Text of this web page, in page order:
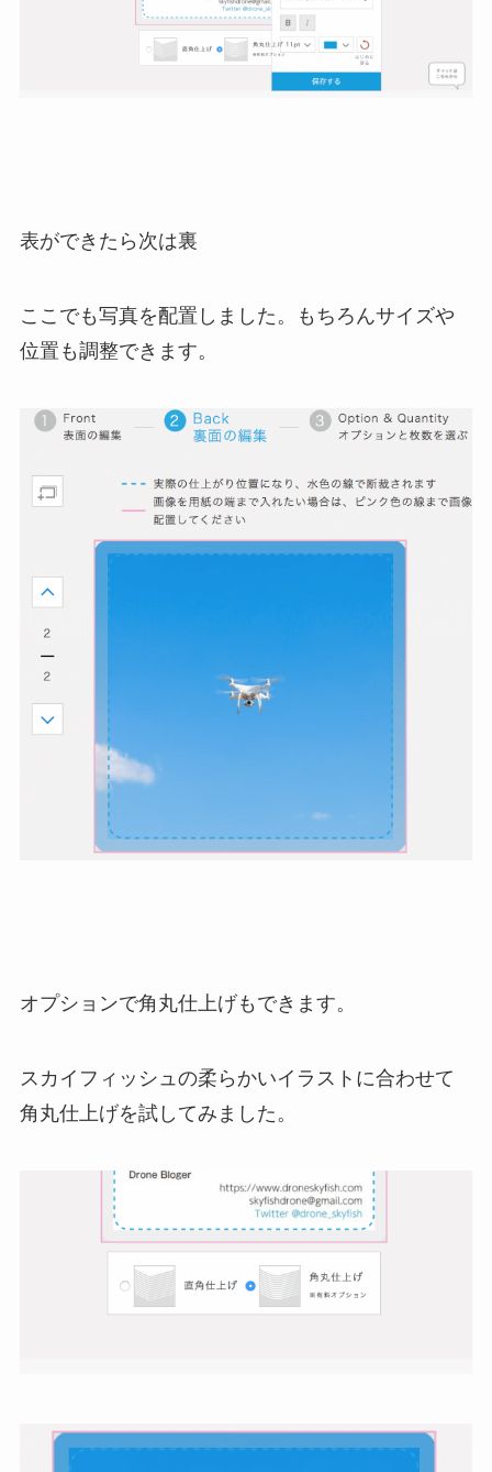
表ができたら次は裏
ここでも写真を配置しました。もちろんサイズや
位置も調整できます。
オプションで角丸仕上げもできます。
スカイフィッシュの柔らかいイラストに合わせて
角丸仕上げを試してみました。